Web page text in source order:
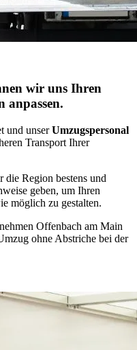
wir uns Ihren
anpassen.
und unserUmzugspersonal
Transport Ihrer
die Region bestens und
geben, um Ihren
möglich zu gestalten.
Offenbach am Main
ohne Abstriche bei der